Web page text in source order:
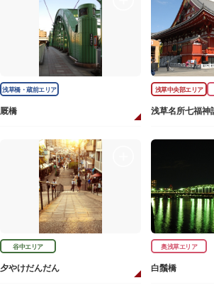
浅草橋・蔵前エリア
厩橋
浅草中央部エリア
浅草名所七福神
谷中エリア
夕やけだんだん
奥浅草エリア
白鬚橋